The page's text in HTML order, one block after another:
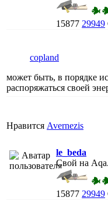
15877 29949
copland
может быть, в порядке
распоряжаться своей
Нравится Avernezis
le_beda
Свой на
15877 29949